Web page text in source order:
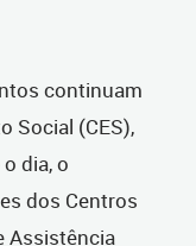
continuam
Social (CES),
dia, o
dos Centros
Assistência